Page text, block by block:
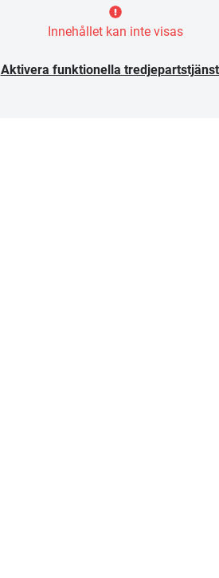
Innehållet kan inte visas
Aktivera funktionella